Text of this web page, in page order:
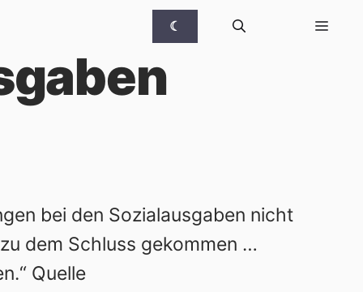
☾
bei den Sozialausgaben nicht
dem Schluss gekommen …
Quelle